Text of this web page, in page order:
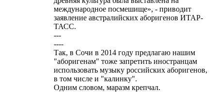
международное посмешище», - приводит
заявление австралийских аборигенов ИТАР-
ТАСС.
---
----
Так, в Сочи в 2014 году предлагаю нашим
"аборигенам" тоже запретить иностранцам
использовать музыку российских аборигенов,
в том числе и "калинку".
Одним словом, маразм крепчал.